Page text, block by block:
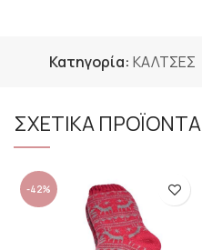
Κατηγορία: ΚΑΛΤΣΕΣ
ΣΧΕΤΙΚΑ ΠΡΟΪΟΝΤΑ
-42%